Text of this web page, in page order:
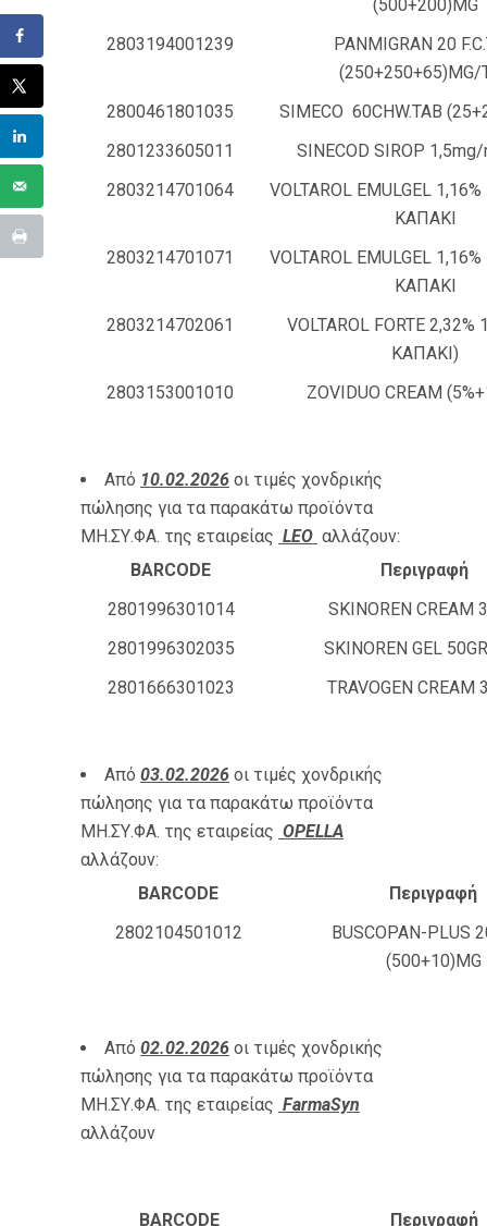
(500+200)MG
2803194001239
PANMIGRAN 20
(250+250+65)MG/
2800461801035
SIMECO 60CHW.TAB
2801233605011
SINECOD SIROP
2803214701064
VOLTAROL EMULGEL
ΚΑΠΑΚΙ
2803214701071
VOLTAROL EMULGEL
ΚΑΠΑΚΙ
2803214702061
VOLTAROL FORTE
ΚΑΠΑΚΙ)
2803153001010
ZOVIDUO CREAM
Από 10.02.2026 οι τιμές χονδρικής
πώλησης για τα παρακάτω προϊόντα
ΜΗ.ΣΥ.ΦΑ. της εταιρείας LEO αλλάζουν:
BARCODE
Περιγραφή
2801996301014
SKINOREN CREAM
2801996302035
SKINOREN GEL
2801666301023
TRAVOGEN CREAM
Από 03.02.2026 οι τιμές χονδρικής
πώλησης για τα παρακάτω προϊόντα
ΜΗ.ΣΥ.ΦΑ. της εταιρείας OPELLA
αλλάζουν:
BARCODE
Περιγραφή
2802104501012
BUSCOPAN-PLUS
(500+10)MG
Από 02.02.2026 οι τιμές χονδρικής
πώλησης για τα παρακάτω προϊόντα
ΜΗ.ΣΥ.ΦΑ. της εταιρείας FarmaSyn
αλλάζουν
BARCODE
Περιγραφή